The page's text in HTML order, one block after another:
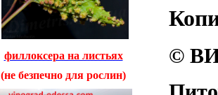
филлоксера на листьях
(не безпечно для рослин)
©